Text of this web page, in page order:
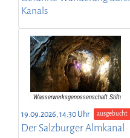
Kanals
19.09.2026, 14:30 Uhr ausgebucht
Der Salzburger Almkanal